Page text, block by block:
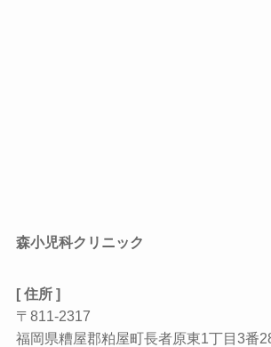
森小児科クリニック
[ 住所 ]
〒811-2317
福岡県糟屋郡粕屋町長者原東1丁目3番